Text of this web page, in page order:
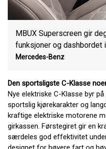
MBUX Superscreen gir
funksjoner og dashbordet
Mercedes-Benz
Den sportsligste C-Klasse
Nye elektriske C-Klasse byr
sportslig kjørekarakter og
kraftige elektriske motorene
girkassen. Førstegiret gir en
særdeles god effektivitet